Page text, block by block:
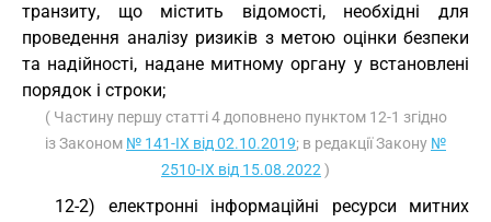
транзиту, що містить відомості, необхідні для
проведення аналізу ризиків з метою оцінки безпеки
та надійності, надане митному органу у встановлені
порядок і строки;
( Частину першу статті 4 доповнено пунктом 12-1 згідно
із Законом № 141-IX від 02.10.2019; в редакції Закону №
2510-IX від 15.08.2022 )
12-2) електронні інформаційні ресурси митних